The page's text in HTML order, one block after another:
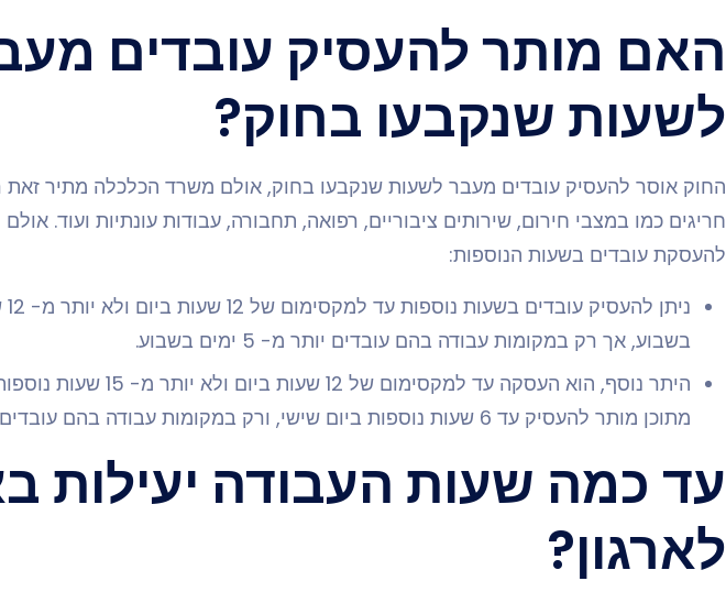
האם מותר להעסיק עובדים
לשעות שנקבעו בחוק?
החוק אוסר להעסיק עובדים מעבר לשעות שנקבעו בחוק, אולם משרד הכלכלה מתיר
חריגים כמו במצבי חירום, שירותים ציבוריים, רפואה, תחבורה, עבודות עונתיות ועוד.
להעסקת עובדים בשעות הנוספות:
בשבוע, אך רק במקומות עבודה בהם עובדים יותר מ- 5 ימים בשבוע.
היתר נוסף, הוא העסקה עד למקסימום של
מתוכן מותר להעסיק עד 6 שעות נוספות ביום שישי, ורק במקומות עבודה בהם עובדים 5 ימים בשבוע.
עד כמה שעות העבודה יעילות
לארגון?